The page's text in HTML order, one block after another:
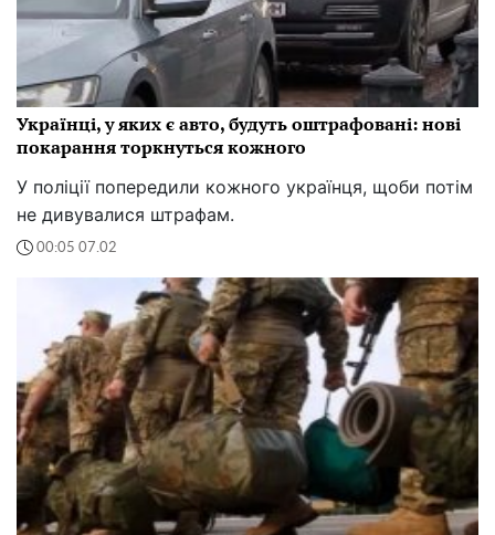
Українці, у яких є авто, будуть оштрафовані: нові
покарання торкнуться кожного
У поліції попередили кожного українця, щоби потім
не дивувалися штрафам.
00:05 07.02